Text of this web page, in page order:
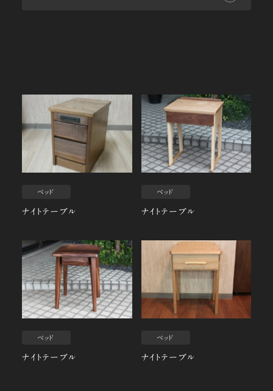
ベッド
ナイトテーブル
ベッド
ナイトテーブル
ベッド
ナイトテーブル
ベッド
ナイトテーブル